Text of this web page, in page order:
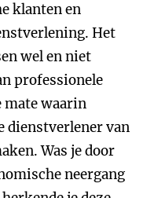
klanten en
Het
wel en niet
professionele
mate waarin
dienstverlener van
Was je door
neergang